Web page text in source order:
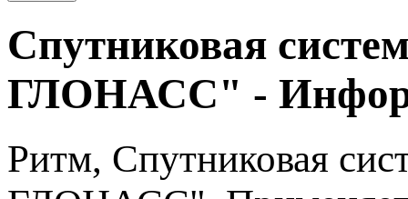
Спутниковая
ГЛОНАСС" -
Ритм, Спутниковая